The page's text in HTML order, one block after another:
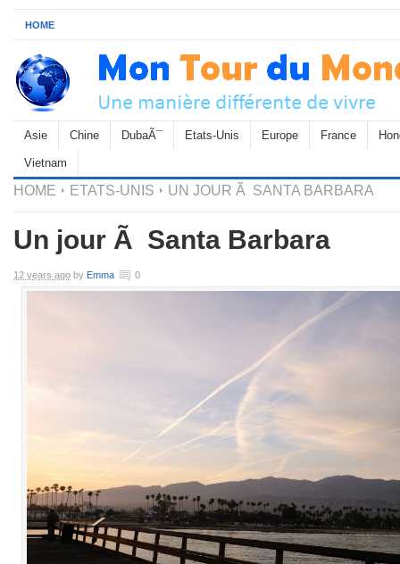
HOME
Asie Chine DubaÃ¯ Etats-Unis Europe France
Vietnam
HOME ETATS-UNIS UN JOUR Ã SANTA BARBARA
Un jour Ã Santa Barbara
12 years ago by Emma 0